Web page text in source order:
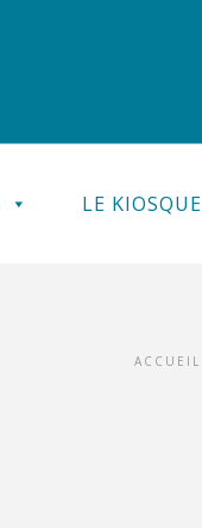
LE KIOSQUE
ACCUEIL